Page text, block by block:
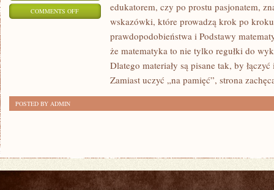
COMMENTS OFFON
STEROWANIA
edukatorem, czy po prostu pasjonatem,
wskazówki, które prowadzą krok po
prawdopodobieństwa i Podstawy
że matematyka to nie tylko regułki do
Dlatego materiały są pisane tak, by
Zamiast uczyć „na pamięć”, strona
POSTED BY ADMIN